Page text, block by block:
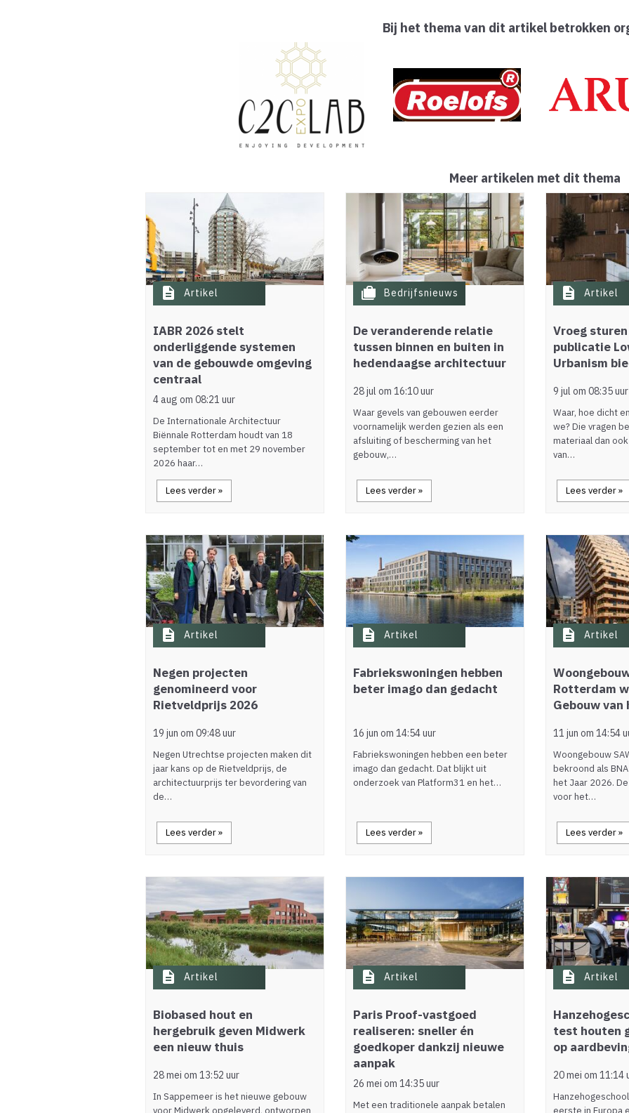
Bij het thema van dit artikel betrokken
Meer artikelen met dit thema
description Artikel
IABR 2026 stelt
onderliggende systemen
van de gebouwde omgeving
centraal
4 aug om 08:21 uur
De Internationale Architectuur
Biënnale Rotterdam houdt van 18
september tot en met 29 november
2026 haar…
Lees verder »
cases Bedrijfsnieuws
De veranderende relatie
tussen binnen en buiten in
hedendaagse architectuur
28 jul om 16:10 uur
Waar gevels van gebouwen eerder
voornamelijk werden gezien als een
afsluiting of bescherming van het
gebouw,…
Lees verder »
description Artikel
Vroeg sturen
publicatie
Urbanism
9 jul om 08:35 uur
Waar, hoe dicht
we? Die vragen
materiaal dan
van…
Lees verder »
description Artikel
Negen projecten
genomineerd voor
Rietveldprijs 2026
19 jun om 09:48 uur
Negen Utrechtse projecten maken dit
jaar kans op de Rietveldprijs, de
architectuurprijs ter bevordering van
de…
Lees verder »
description Artikel
Fabriekswoningen hebben
beter imago dan gedacht
16 jun om 14:54 uur
Fabriekswoningen hebben een beter
imago dan gedacht. Dat blijkt uit
onderzoek van Platform31 en het…
Lees verder »
description Artikel
Rotterdam
Gebouw van
11 jun om 14:54
Woongebouw
bekroond als
het Jaar 2026.
voor het…
Lees verder »
description Artikel
Biobased hout en
hergebruik geven Midwerk
een nieuw thuis
28 mei om 13:52 uur
In Sappemeer is het nieuwe gebouw
voor Midwerk opgeleverd, ontworpen
description Artikel
Paris Proof-vastgoed
realiseren: sneller én
goedkoper dankzij nieuwe
aanpak
26 mei om 14:35 uur
Met een traditionele aanpak betalen
description Artikel
test houten
op
20 mei om 11:14
eerste in Europa